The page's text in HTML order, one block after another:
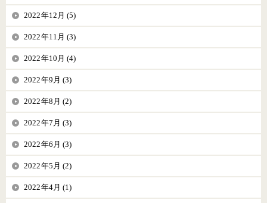
2022年12月 (5)
2022年11月 (3)
2022年10月 (4)
2022年9月 (3)
2022年8月 (2)
2022年7月 (3)
2022年6月 (3)
2022年5月 (2)
2022年4月 (1)